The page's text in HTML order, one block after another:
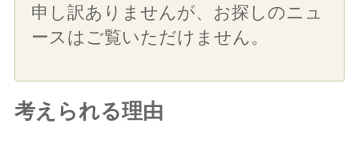
申し訳ありませんが、お探しのニュ
ースはご覧いただけません。
考えられる理由